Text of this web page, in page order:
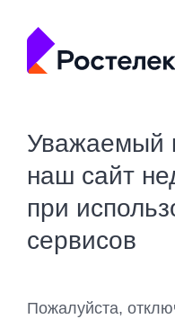
Уважаемый
наш сайт
при
сервисов
Пожалуйста,